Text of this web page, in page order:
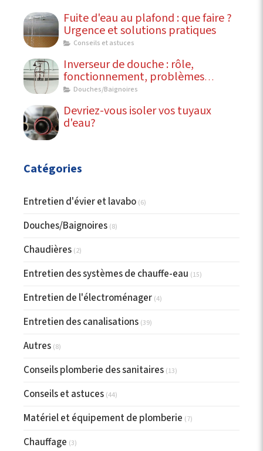
Fuite d'eau au plafond : que faire ?
Urgence et solutions pratiques
Conseils et astuces
Inverseur de douche : rôle,
fonctionnement, problèmes
courants
Douches/Baignoires
Devriez-vous isoler vos tuyaux
d'eau?
Catégories
Entretien d'évier et lavabo (6)
Douches/Baignoires (8)
Chaudières (2)
Entretien des systèmes de chauffe-eau (15)
Entretien de l'électroménager (4)
Entretien des canalisations (39)
Autres (8)
Conseils plomberie des sanitaires (13)
Conseils et astuces (44)
Matériel et équipement de plomberie (7)
Chauffage (3)